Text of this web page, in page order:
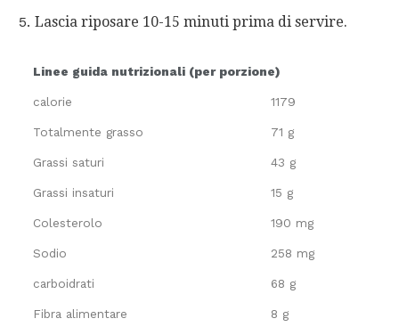
Lascia riposare 10-15 minuti prima di servire.
Linee guida nutrizionali (per porzione)
calorie 1179
Totalmente grasso 71 g
Grassi saturi 43 g
Grassi insaturi 15 g
Colesterolo 190 mg
Sodio 258 mg
carboidrati 68 g
Fibra alimentare 8 g